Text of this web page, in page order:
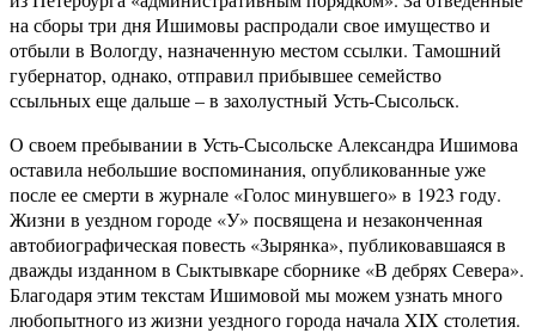
на сборы три дня Ишимовы распродали свое имущество и
отбыли в Вологду, назначенную местом ссылки. Тамошний
губернатор, однако, отправил прибывшее семейство
ссыльных еще дальше – в захолустный Усть-Сысольск.
О своем пребывании в Усть-Сысольске Александра Ишимова
оставила небольшие воспоминания, опубликованные уже
после ее смерти в журнале «Голос минувшего» в 1923 году.
Жизни в уездном городе «У» посвящена и незаконченная
автобиографическая повесть «Зырянка», публиковавшаяся в
дважды изданном в Сыктывкаре сборнике «В дебрях Севера».
Благодаря этим текстам Ишимовой мы можем узнать много
любопытного из жизни уездного города начала XIX столетия.